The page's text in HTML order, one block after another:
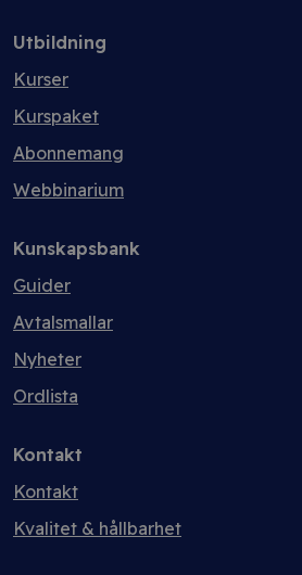
Utbildning
Kurser
Kurspaket
Abonnemang
Webbinarium
Kunskapsbank
Guider
Avtalsmallar
Nyheter
Ordlista
Kontakt
Kontakt
Kvalitet & hållbarhet